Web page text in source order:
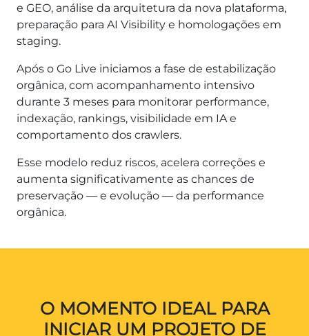
e GEO, análise da arquitetura da nova plataforma,
preparação para AI Visibility e homologações em
staging.
Após o Go Live iniciamos a fase de estabilização
orgânica, com acompanhamento intensivo
durante 3 meses para monitorar performance,
indexação, rankings, visibilidade em IA e
comportamento dos crawlers.
Esse modelo reduz riscos, acelera correções e
aumenta significativamente as chances de
preservação — e evolução — da performance
orgânica.
O MOMENTO IDEAL PARA
INICIAR UM PROJETO DE